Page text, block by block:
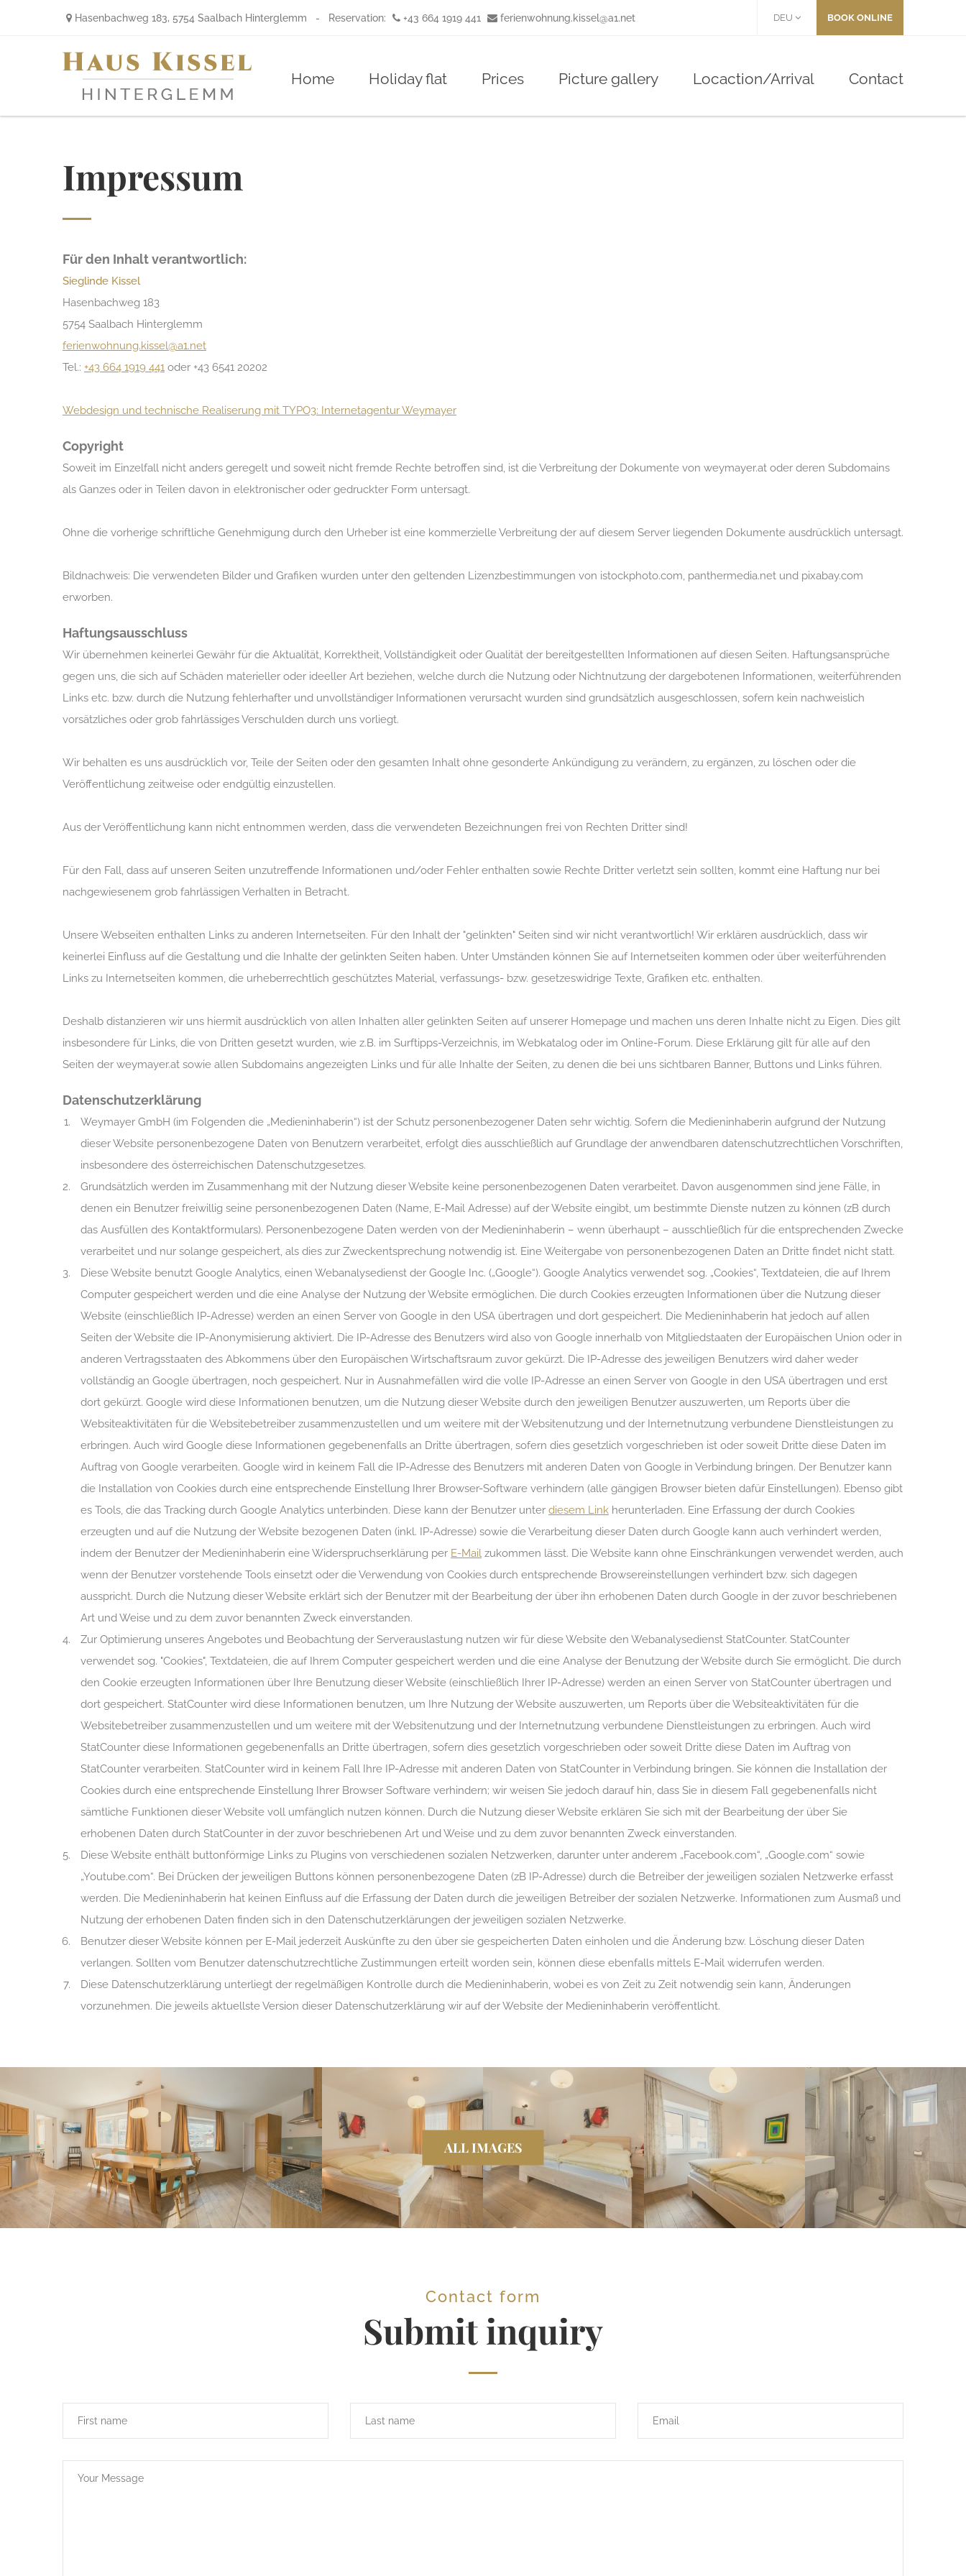
Hasenbachweg 183, 5754 Saalbach Hinterglemm - Reservation: +43 664 1919 441 ferienwohnung.kissel@a1.net BOOK ONLINE
DEU
Home Holiday flat Prices Picture gallery Locaction/Arrival Contact
Headerbild
Impressum
Für den Inhalt verantwortlich:
Sieglinde Kissel
Hasenbachweg 183
5754 Saalbach Hinterglemm
ferienwohnung.kissel@a1.net
Tel.: +43 664 1919 441 oder +43 6541 20202
Webdesign und technische Realiserung mit TYPO3: Internetagentur Weymayer
Copyright
Soweit im Einzelfall nicht anders geregelt und soweit nicht fremde Rechte betroffen sind, ist die Verbreitung der Dokumente von weymayer.at oder deren Subdomains
als Ganzes oder in Teilen davon in elektronischer oder gedruckter Form untersagt.
Ohne die vorherige schriftliche Genehmigung durch den Urheber ist eine kommerzielle Verbreitung der auf diesem Server liegenden Dokumente ausdrücklich untersagt.
Bildnachweis: Die verwendeten Bilder und Grafiken wurden unter den geltenden Lizenzbestimmungen von istockphoto.com, panthermedia.net und pixabay.com
erworben.
Haftungsausschluss
Wir übernehmen keinerlei Gewähr für die Aktualität, Korrektheit, Vollständigkeit oder Qualität der bereitgestellten Informationen auf diesen Seiten. Haftungsansprüche
gegen uns, die sich auf Schäden materieller oder ideeller Art beziehen, welche durch die Nutzung oder Nichtnutzung der dargebotenen Informationen, weiterführenden
Links etc. bzw. durch die Nutzung fehlerhafter und unvollständiger Informationen verursacht wurden sind grundsätzlich ausgeschlossen, sofern kein nachweislich
vorsätzliches oder grob fahrlässiges Verschulden durch uns vorliegt.
Wir behalten es uns ausdrücklich vor, Teile der Seiten oder den gesamten Inhalt ohne gesonderte Ankündigung zu verändern, zu ergänzen, zu löschen oder die
Veröffentlichung zeitweise oder endgültig einzustellen.
Aus der Veröffentlichung kann nicht entnommen werden, dass die verwendeten Bezeichnungen frei von Rechten Dritter sind!
Für den Fall, dass auf unseren Seiten unzutreffende Informationen und/oder Fehler enthalten sowie Rechte Dritter verletzt sein sollten, kommt eine Haftung nur bei
nachgewiesenem grob fahrlässigen Verhalten in Betracht.
Unsere Webseiten enthalten Links zu anderen Internetseiten. Für den Inhalt der "gelinkten" Seiten sind wir nicht verantwortlich! Wir erklären ausdrücklich, dass wir
keinerlei Einfluss auf die Gestaltung und die Inhalte der gelinkten Seiten haben. Unter Umständen können Sie auf Internetseiten kommen oder über weiterführenden
Links zu Internetseiten kommen, die urheberrechtlich geschütztes Material, verfassungs- bzw. gesetzeswidrige Texte, Grafiken etc. enthalten.
Deshalb distanzieren wir uns hiermit ausdrücklich von allen Inhalten aller gelinkten Seiten auf unserer Homepage und machen uns deren Inhalte nicht zu Eigen. Dies gilt
insbesondere für Links, die von Dritten gesetzt wurden, wie z.B. im Surftipps-Verzeichnis, im Webkatalog oder im Online-Forum. Diese Erklärung gilt für alle auf den
Seiten der weymayer.at sowie allen Subdomains angezeigten Links und für alle Inhalte der Seiten, zu denen die bei uns sichtbaren Banner, Buttons und Links führen.
Datenschutzerklärung
Weymayer GmbH (im Folgenden die „Medieninhaberin“) ist der Schutz personenbezogener Daten sehr wichtig. Sofern die Medieninhaberin aufgrund der Nutzung
dieser Website personenbezogene Daten von Benutzern verarbeitet, erfolgt dies ausschließlich auf Grundlage der anwendbaren datenschutzrechtlichen Vorschriften,
insbesondere des österreichischen Datenschutzgesetzes.
Grundsätzlich werden im Zusammenhang mit der Nutzung dieser Website keine personenbezogenen Daten verarbeitet. Davon ausgenommen sind jene Fälle, in
denen ein Benutzer freiwillig seine personenbezogenen Daten (Name, E-Mail Adresse) auf der Website eingibt, um bestimmte Dienste nutzen zu können (zB durch
das Ausfüllen des Kontaktformulars). Personenbezogene Daten werden von der Medieninhaberin – wenn überhaupt – ausschließlich für die entsprechenden Zwecke
verarbeitet und nur solange gespeichert, als dies zur Zweckentsprechung notwendig ist. Eine Weitergabe von personenbezogenen Daten an Dritte findet nicht statt.
Diese Website benutzt Google Analytics, einen Webanalysedienst der Google Inc. („Google“). Google Analytics verwendet sog. „Cookies“, Textdateien, die auf Ihrem
Computer gespeichert werden und die eine Analyse der Nutzung der Website ermöglichen. Die durch Cookies erzeugten Informationen über die Nutzung dieser
Website (einschließlich IP-Adresse) werden an einen Server von Google in den USA übertragen und dort gespeichert. Die Medieninhaberin hat jedoch auf allen
Seiten der Website die IP-Anonymisierung aktiviert. Die IP-Adresse des Benutzers wird also von Google innerhalb von Mitgliedstaaten der Europäischen Union oder in
anderen Vertragsstaaten des Abkommens über den Europäischen Wirtschaftsraum zuvor gekürzt. Die IP-Adresse des jeweiligen Benutzers wird daher weder
vollständig an Google übertragen, noch gespeichert. Nur in Ausnahmefällen wird die volle IP-Adresse an einen Server von Google in den USA übertragen und erst
dort gekürzt. Google wird diese Informationen benutzen, um die Nutzung dieser Website durch den jeweiligen Benutzer auszuwerten, um Reports über die
Websiteaktivitäten für die Websitebetreiber zusammenzustellen und um weitere mit der Websitenutzung und der Internetnutzung verbundene Dienstleistungen zu
erbringen. Auch wird Google diese Informationen gegebenenfalls an Dritte übertragen, sofern dies gesetzlich vorgeschrieben ist oder soweit Dritte diese Daten im
Auftrag von Google verarbeiten. Google wird in keinem Fall die IP-Adresse des Benutzers mit anderen Daten von Google in Verbindung bringen. Der Benutzer kann
die Installation von Cookies durch eine entsprechende Einstellung Ihrer Browser-Software verhindern (alle gängigen Browser bieten dafür Einstellungen). Ebenso gibt
es Tools, die das Tracking durch Google Analytics unterbinden. Diese kann der Benutzer unter diesem Link herunterladen. Eine Erfassung der durch Cookies
erzeugten und auf die Nutzung der Website bezogenen Daten (inkl. IP-Adresse) sowie die Verarbeitung dieser Daten durch Google kann auch verhindert werden,
indem der Benutzer der Medieninhaberin eine Widerspruchserklärung per E-Mail zukommen lässt. Die Website kann ohne Einschränkungen verwendet werden, auch
wenn der Benutzer vorstehende Tools einsetzt oder die Verwendung von Cookies durch entsprechende Browsereinstellungen verhindert bzw. sich dagegen
ausspricht. Durch die Nutzung dieser Website erklärt sich der Benutzer mit der Bearbeitung der über ihn erhobenen Daten durch Google in der zuvor beschriebenen
Art und Weise und zu dem zuvor benannten Zweck einverstanden.
Zur Optimierung unseres Angebotes und Beobachtung der Serverauslastung nutzen wir für diese Website den Webanalysedienst StatCounter. StatCounter
verwendet sog. "Cookies", Textdateien, die auf Ihrem Computer gespeichert werden und die eine Analyse der Benutzung der Website durch Sie ermöglicht. Die durch
den Cookie erzeugten Informationen über Ihre Benutzung dieser Website (einschließlich Ihrer IP-Adresse) werden an einen Server von StatCounter übertragen und
dort gespeichert. StatCounter wird diese Informationen benutzen, um Ihre Nutzung der Website auszuwerten, um Reports über die Websiteaktivitäten für die
Websitebetreiber zusammenzustellen und um weitere mit der Websitenutzung und der Internetnutzung verbundene Dienstleistungen zu erbringen. Auch wird
StatCounter diese Informationen gegebenenfalls an Dritte übertragen, sofern dies gesetzlich vorgeschrieben oder soweit Dritte diese Daten im Auftrag von
StatCounter verarbeiten. StatCounter wird in keinem Fall Ihre IP-Adresse mit anderen Daten von StatCounter in Verbindung bringen. Sie können die Installation der
Cookies durch eine entsprechende Einstellung Ihrer Browser Software verhindern; wir weisen Sie jedoch darauf hin, dass Sie in diesem Fall gegebenenfalls nicht
sämtliche Funktionen dieser Website voll umfänglich nutzen können. Durch die Nutzung dieser Website erklären Sie sich mit der Bearbeitung der über Sie
erhobenen Daten durch StatCounter in der zuvor beschriebenen Art und Weise und zu dem zuvor benannten Zweck einverstanden.
Diese Website enthält buttonförmige Links zu Plugins von verschiedenen sozialen Netzwerken, darunter unter anderem „Facebook.com“, „Google.com“ sowie
„Youtube.com“. Bei Drücken der jeweiligen Buttons können personenbezogene Daten (zB IP-Adresse) durch die Betreiber der jeweiligen sozialen Netzwerke erfasst
werden. Die Medieninhaberin hat keinen Einfluss auf die Erfassung der Daten durch die jeweiligen Betreiber der sozialen Netzwerke. Informationen zum Ausmaß und
Nutzung der erhobenen Daten finden sich in den Datenschutzerklärungen der jeweiligen sozialen Netzwerke.
Benutzer dieser Website können per E-Mail jederzeit Auskünfte zu den über sie gespeicherten Daten einholen und die Änderung bzw. Löschung dieser Daten
verlangen. Sollten vom Benutzer datenschutzrechtliche Zustimmungen erteilt worden sein, können diese ebenfalls mittels E-Mail widerrufen werden.
Diese Datenschutzerklärung unterliegt der regelmäßigen Kontrolle durch die Medieninhaberin, wobei es von Zeit zu Zeit notwendig sein kann, Änderungen
vorzunehmen. Die jeweils aktuellste Version dieser Datenschutzerklärung wir auf der Website der Medieninhaberin veröffentlicht.
ALL IMAGES
Contact form
Submit inquiry